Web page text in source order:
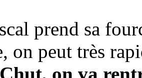
prend sa
on peut très
on va